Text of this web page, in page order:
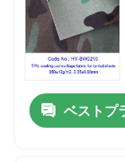
ベストプ